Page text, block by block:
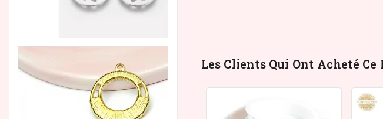
Les Clients Qui Ont Acheté